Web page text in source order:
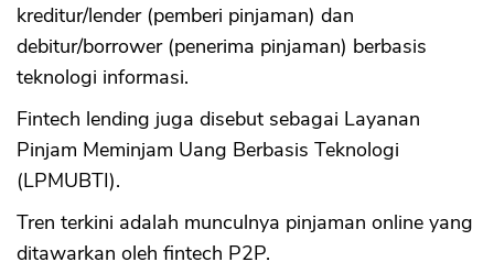
kreditur/lender (pemberi pinjaman) dan
debitur/borrower (penerima pinjaman) berbasis
teknologi informasi.
Fintech lending juga disebut sebagai Layanan
Pinjam Meminjam Uang Berbasis Teknologi
(LPMUBTI).
Tren terkini adalah munculnya pinjaman online yang
ditawarkan oleh fintech P2P.